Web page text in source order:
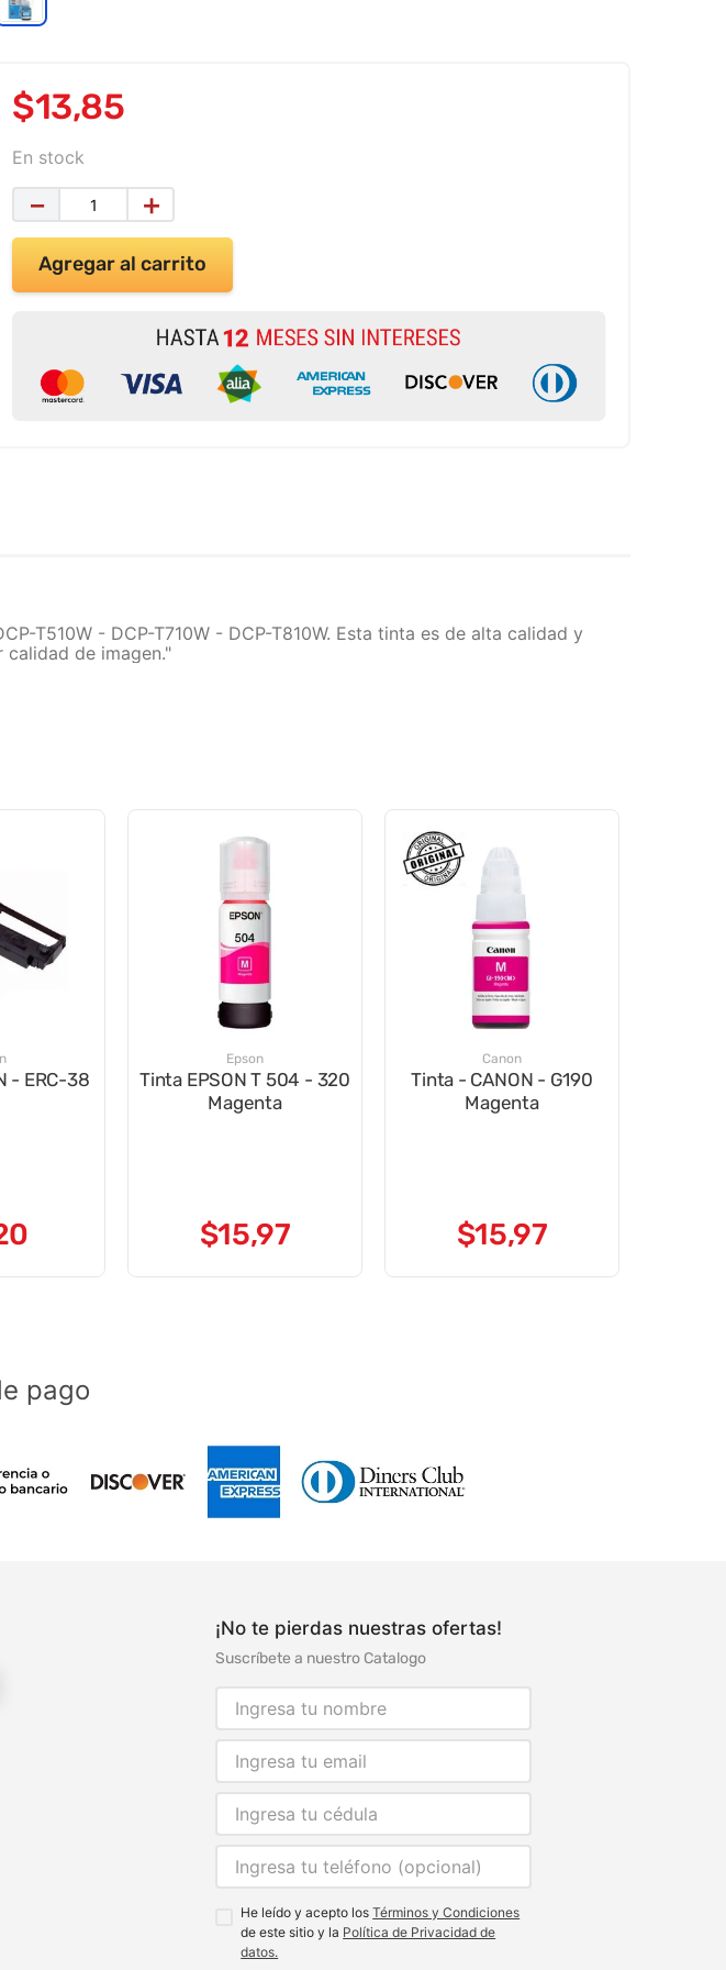
$13,85
En stock
＋
－
Agregar al carrito
T510W - DCP-T710W - DCP-T810W. Esta tinta es de alta calidad y
de imagen."
- ERC-38
Epson
Tinta EPSON T 504 - 320
Magenta
$15,97
Canon
Tinta - CANON - G190
Magenta
$15,97
pago
¡No te pierdas nuestras ofertas!
Suscríbete a nuestro Catalogo
He leído y acepto losTérminos y Condiciones
de este sitio y la Política de Privacidad de
datos.